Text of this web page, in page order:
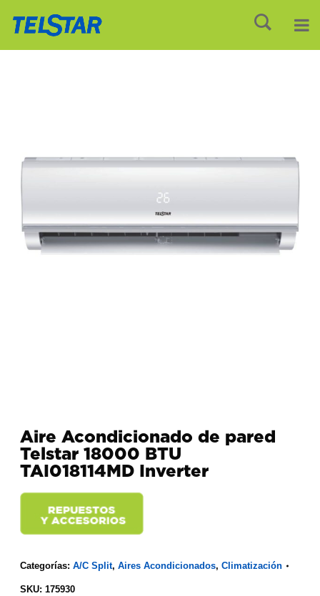
Aire Acondicionado de pared
Telstar 18000 BTU
TAI018114MD Inverter
Categorías: A/C Split, Aires Acondicionados, Climatización
SKU: 175930